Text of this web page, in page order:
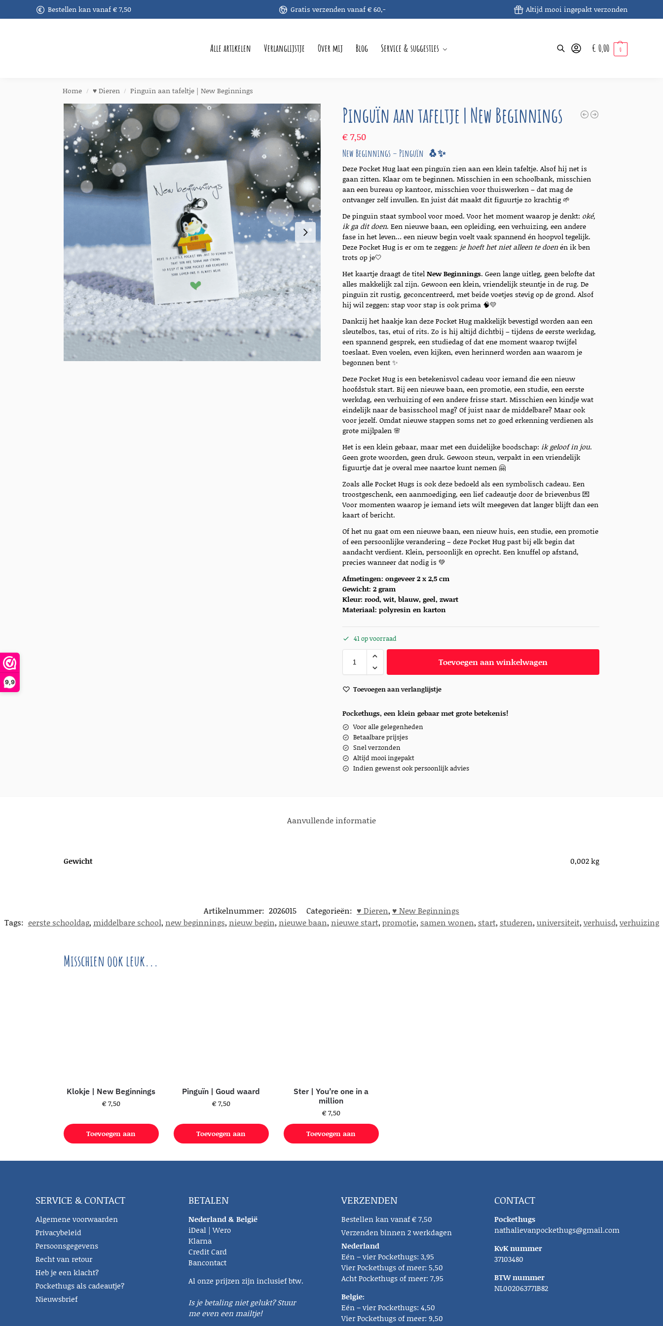
9,9
Bestellen kan vanaf € 7,50 Gratis verzenden vanaf € 60,- Altijd mooi ingepakt verzonden
Alle artikelen Verlanglijstje Over mij Blog Service & suggesties
Recent toegevoegd
€ 0,00 0
Home / ♥︎ Dieren / Pinguïn aan tafeltje | New Beginnings
Pinguïn aan tafeltje | New Beginnings
€7,50
New Beginnings – Pinguïn 🐧✨
Deze Pocket Hug laat een pinguïn zien aan een klein tafeltje. Alsof hij net is
gaan zitten. Klaar om te beginnen. Misschien in een schoolbank, misschien
aan een bureau op kantoor, misschien voor thuiswerken – dat mag de
ontvanger zelf invullen. En juist dát maakt dit figuurtje zo krachtig 🌱
De pinguïn staat symbool voor moed. Voor het moment waarop je denkt: oké,
ik ga dit doen. Een nieuwe baan, een opleiding, een verhuizing, een andere
fase in het leven… een nieuw begin voelt vaak spannend én hoopvol tegelijk.
Deze Pocket Hug is er om te zeggen: je hoeft het niet alleen te doenén ik ben
trots op je🤍
Het kaartje draagt de titelNew Beginnings. Geen lange uitleg, geen belofte dat
alles makkelijk zal zijn. Gewoon een klein, vriendelijk steuntje in de rug. De
pinguïn zit rustig, geconcentreerd, met beide voetjes stevig op de grond. Alsof
hij wil zeggen: stap voor stap is ook prima 🧠💛
Dankzij het haakje kan deze Pocket Hug makkelijk bevestigd worden aan een
sleutelbos, tas, etui of rits. Zo is hij altijd dichtbij – tijdens de eerste werkdag,
een spannend gesprek, een studiedag of dat ene moment waarop twijfel
toeslaat. Even voelen, even kijken, even herinnerd worden aan waarom je
begonnen bent ✨
Deze Pocket Hug is een betekenisvol cadeau voor iemand die een nieuw
hoofdstuk start. Bij een nieuwe baan, een promotie, een studie, een eerste
werkdag, een verhuizing of een andere frisse start. Misschien een kindje wat
eindelijk naar de basisschool mag? Of juist naar de middelbare? Maar ook
voor jezelf. Omdat nieuwe stappen soms net zo goed erkenning verdienen als
grote mijlpalen 🌸
Het is een klein gebaar, maar met een duidelijke boodschap: ik geloof in jou.
Geen grote woorden, geen druk. Gewoon steun, verpakt in een vriendelijk
figuurtje dat je overal mee naartoe kunt nemen 🤗
Zoals alle Pocket Hugs is ook deze bedoeld als een symbolisch cadeau. Een
troostgeschenk, een aanmoediging, een lief cadeautje door de brievenbus 💌
Voor momenten waarop je iemand iets wilt meegeven dat langer blijft dan een
kaart of bericht.
Of het nu gaat om een nieuwe baan, een nieuw huis, een studie, een promotie
of een persoonlijke verandering – deze Pocket Hug past bij elk begin dat
aandacht verdient. Klein, persoonlijk en oprecht. Een knuffel op afstand,
precies wanneer dat nodig is 💚
Afmetingen: ongeveer 2 x 2,5 cm
Gewicht: 2 gram
Kleur: rood, wit, blauw, geel, zwart
Materiaal: polyresin en karton
41 op voorraad
Toevoegen aan winkelwagen
Toevoegen aan verlanglijstje
Pockethugs, een klein gebaar met grote betekenis!
Voor alle gelegenheden
Betaalbare prijsjes
Snel verzonden
Altijd mooi ingepakt
Indien gewenst ook persoonlijk advies
Aanvullende informatie
Gewicht 0,002 kg
Artikelnummer: 2026015 Categorieën: ♥︎ Dieren, ♥︎ New Beginnings
Tags: eerste schooldag, middelbare school, new beginnings, nieuw begin, nieuwe baan, nieuwe start, promotie, samen wonen, start, studeren, universiteit, verhuisd, verhuizing
Misschien ook leuk...
Klokje | New Beginnings
€7,50
Toevoegen aan
Pinguïn | Goud waard
€7,50
Toevoegen aan
Ster | You’re one in a
million
€7,50
Toevoegen aan
SERVICE & CONTACT
Algemene voorwaarden
Privacybeleid
Persoonsgegevens
Recht van retour
Heb je een klacht?
Pockethugs als cadeautje?
Nieuwsbrief
BETALEN
Nederland & België
iDeal | Wero
Klarna
Credit Card
Bancontact
Al onze prijzen zijn inclusief btw.
Is je betaling niet gelukt? Stuur
me even een mailtje!
VERZENDEN
Bestellen kan vanaf € 7,50
Verzenden binnen 2 werkdagen
Nederland
Eén – vier Pockethugs: 3,95
Vier Pockethugs of meer: 5,50
Acht Pockethugs of meer: 7,95
Belgie:
Eén – vier Pockethugs: 4,50
Vier Pockethugs of meer: 9,50
CONTACT
Pockethugs
nathalievanpockethugs@gmail.com
KvK nummer
37103480
BTW nummer
NL002063771B82